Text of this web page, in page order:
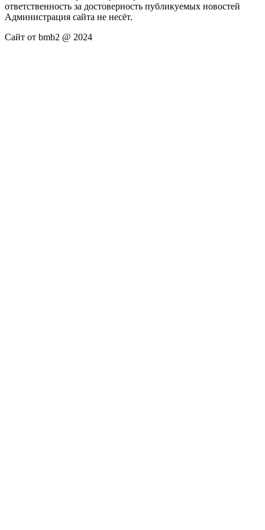
ответственность за достоверность публикуемых новостей
Администрация сайта не несёт.
Сайт от bmb2 @ 2024